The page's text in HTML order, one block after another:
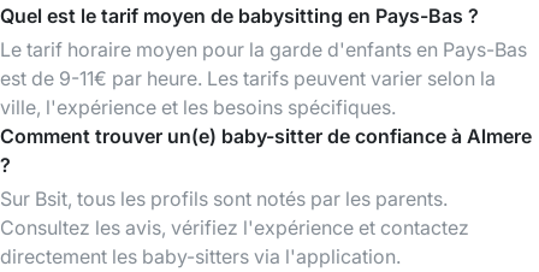
Quel est le tarif moyen de babysitting en Pays-Bas ?
Le tarif horaire moyen pour la garde d'enfants en Pays-Bas
est de 9-11€ par heure. Les tarifs peuvent varier selon la
ville, l'expérience et les besoins spécifiques.
Comment trouver un(e) baby-sitter de confiance à Almere
?
Sur Bsit, tous les profils sont notés par les parents.
Consultez les avis, vérifiez l'expérience et contactez
directement les baby-sitters via l'application.